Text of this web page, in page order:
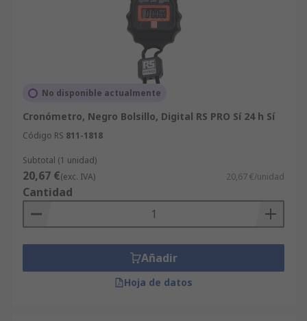
No disponible actualmente
Cronómetro, Negro Bolsillo, Digital RS PRO Sí 24 h Sí
Código RS 811-1818
Subtotal (1 unidad)
20,67 €(exc. IVA) 20,67 €/unidad
Cantidad
Añadir
Hoja de datos